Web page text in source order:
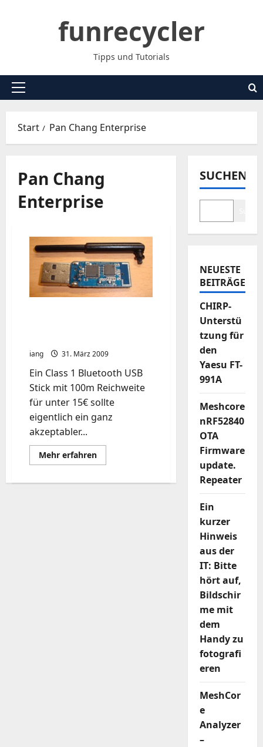
funrecycler
Tipps und Tutorials
Primäres
Start Pan Chang Enterprise
Pan Chang
Enterprise
iang 31. März 2009
Ein Class 1 Bluetooth USB
Stick mit 100m Reichweite
für unter 15€ sollte
eigentlich ein ganz
akzeptabler...
Mehr erfahrenMehr
Informationen
SUCHEN
NEUESTE
BEITRÄGE
CHIRP-
Unterstü
tzung für
den
Yaesu FT-
991A
Meshcore
nRF52840
OTA
Firmware
update.
Repeater
Ein
kurzer
Hinweis
aus der
IT: Bitte
hört auf,
Bildschir
me mit
dem
Handy zu
fotografi
eren
MeshCor
e
Analyzer
–